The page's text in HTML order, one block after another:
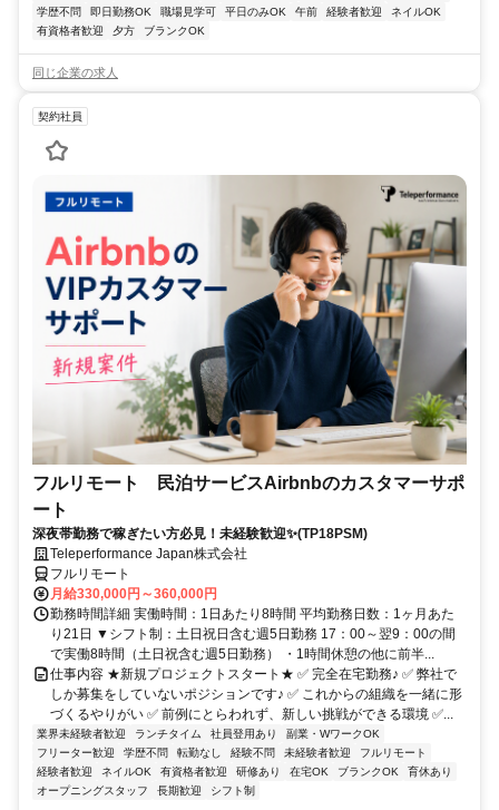
学歴不問 即日勤務OK 職場見学可 平日のみOK 午前 経験者歓迎
ネイルOK
有資格者歓迎
夕方 ブランクOK
同じ企業の求人
契約社員
フルリモート 民泊サービスAirbnbのカスタマーサポ
ート
深夜帯勤務で稼ぎたい方必見！未経験歓迎✨(TP18PSM)
Teleperformance Japan株式会社
フルリモート
月給330,000円～360,000円
勤務時間詳細 実働時間：1日あたり8時間 平均勤務日数：1ヶ月あた
り21日 ▼シフト制：土日祝日含む週5日勤務 17：00～翌9：00の間
で実働8時間（土日祝含む週5日勤務） ・1時間休憩の他に前半...
仕事内容 ★新規プロジェクトスタート★ ✅ 完全在宅勤務♪ ✅ 弊社で
しか募集をしていないポジションです♪ ✅ これからの組織を一緒に形
づくるやりがい ✅ 前例にとらわれず、新しい挑戦ができる環境 ✅...
業界未経験者歓迎 ランチタイム 社員登用あり
副業・WワークOK
フリーター歓迎
学歴不問 転勤なし 経験不問 未経験者歓迎
フルリモート
経験者歓迎
ネイルOK 有資格者歓迎 研修あり 在宅OK ブランクOK
育休あり
オープニングスタッフ
長期歓迎 シフト制